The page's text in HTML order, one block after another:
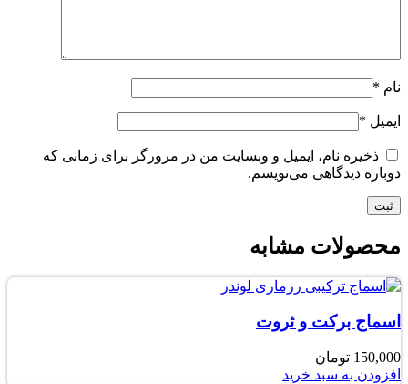
نام *
ایمیل *
ذخیره نام، ایمیل و وبسایت من در مرورگر برای زمانی که
دوباره دیدگاهی می‌نویسم.
محصولات مشابه
اسماج برکت و ثروت
150,000 تومان
افزودن به سبد خرید